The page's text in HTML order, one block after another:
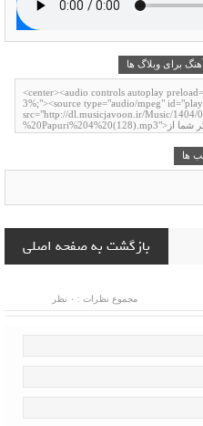
برای وبلاگ ها
ها
بازگشت به صفحه اصلی
مجموع نظرات : ۰ نظر